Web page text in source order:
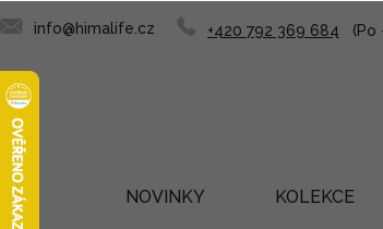
+420 792 369 684
info@himalife.cz
NOVINKY KOLEKCE